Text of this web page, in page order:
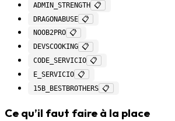
ADMIN_STRENGTH 📋
DRAGONABUSE 📋
NOOB2PRO 📋
DEVSCOOKING 📋
CODE_SERVICIO 📋
E_SERVICIO 📋
15B_BESTBROTHERS 📋
Ce qu’il faut faire à la place